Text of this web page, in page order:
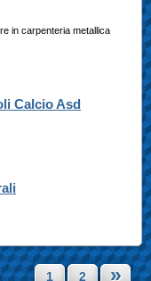
in carpenteria metallica
Calcio Asd
1 2 »